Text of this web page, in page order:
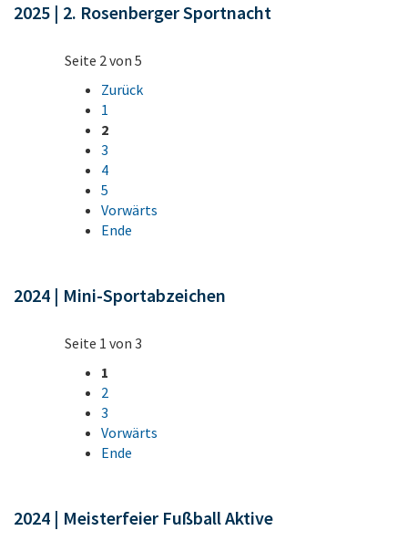
2025 | 2. Rosenberger Sportnacht
Seite 2 von 5
Zurück
1
2
3
4
5
Vorwärts
Ende
2024 | Mini-Sportabzeichen
Seite 1 von 3
1
2
3
Vorwärts
Ende
2024 | Meisterfeier Fußball Aktive